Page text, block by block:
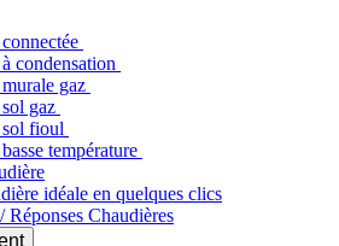
condensation
gaz
gaz
fioul
température
idéale en quelques clics
Réponses Chaudières